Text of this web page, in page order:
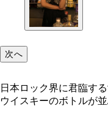
次へ
日本ロック界に君臨す
ウイスキーのボトルが